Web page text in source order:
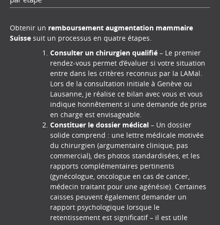
Obtenir un remboursement augmentation mammaire
Suisse suit un processus en quatre étapes.
Consulter un chirurgien qualifié – Le premier
rendez-vous permet d’évaluer si votre situation
entre dans les critères reconnus par la LAMal.
Lors de la consultation initiale à Genève ou
Lausanne, je réalise ce bilan avec vous et vous
indique honnêtement si une demande de prise
en charge est envisageable.
Constituer le dossier médical – Un dossier
solide comprend : une lettre médicale motivée
du chirurgien (argumentaire clinique, pas
commercial), des photos standardisées, et les
rapports complémentaires pertinents
(gynécologue, oncologue en cas de cancer,
médecin traitant pour une agénésie). Certaines
caisses peuvent également demander un
rapport psychologique lorsque le
retentissement est significatif – il est utile